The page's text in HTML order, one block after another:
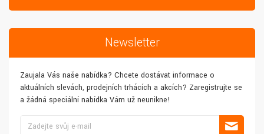
Newsletter
Zaujala Vás naše nabídka? Chcete dostávat informace o
aktuálních slevách, prodejních trhácích a akcích? Zaregistrujte se
a žádná speciální nabídka Vám už neunikne!